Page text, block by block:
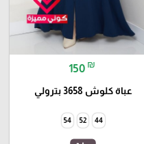
150 ₪
عباة كلوش 3658 بترولي
44
52
54